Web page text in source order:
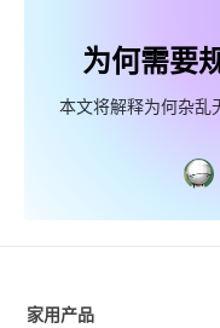
为何需要
本文将解释为何杂乱
家用产品